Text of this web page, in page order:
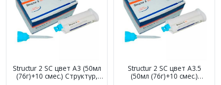
Structur 2 SC цвет A3 (50мл
(76г)+10 смес.) Структур,
Structur 2 SC цвет A3.5
(50мл (76г)+10 смес.)